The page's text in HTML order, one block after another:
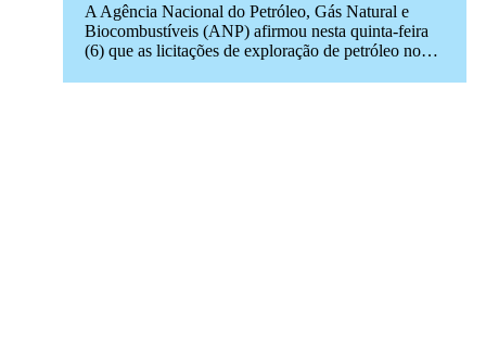
A Agência Nacional do Petróleo, Gás Natural e
Biocombustíveis (ANP) afirmou nesta quinta-feira
(6) que as licitações de exploração de petróleo no…